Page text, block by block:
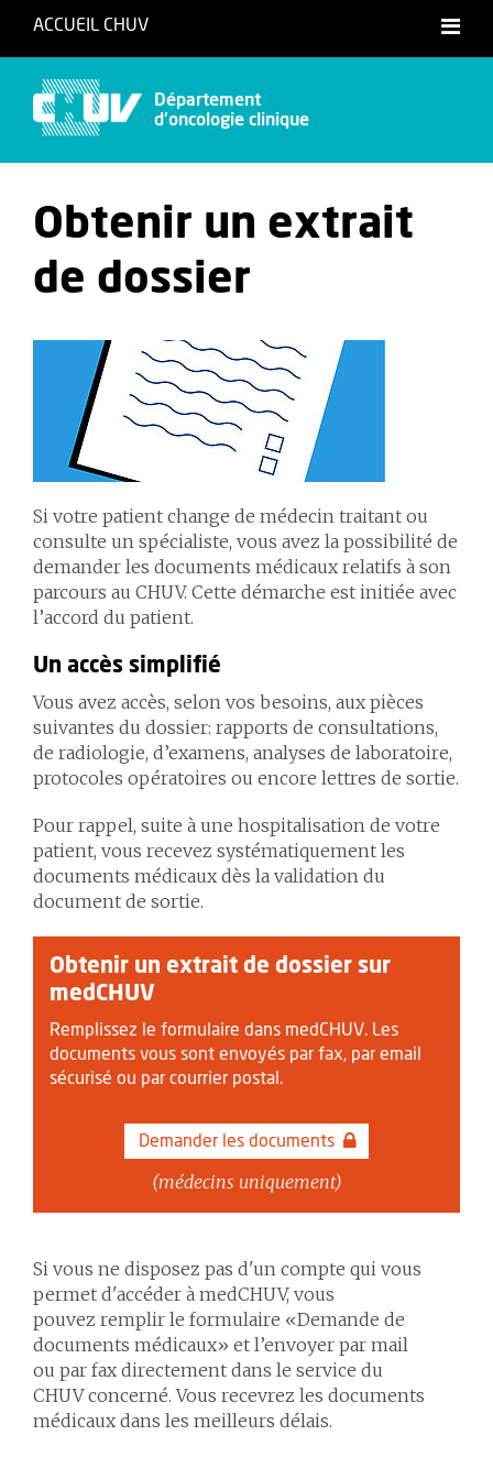
ACCUEIL CHUV
Département
d'oncologie clinique
Obtenir un extrait
de dossier
Si votre patient change de médecin traitant ou
consulte un spécialiste, vous avez la possibilité de
demander les documents médicaux relatifs à son
parcours au CHUV. Cette démarche est initiée avec
l’accord du patient.
Un accès simplifié
Vous avez accès, selon vos besoins, aux pièces
suivantes du dossier: rapports de consultations,
de radiologie, d’examens, analyses de laboratoire,
protocoles opératoires ou encore lettres de sortie.
Pour rappel, suite à une hospitalisation de votre
patient, vous recevez systématiquement les
documents médicaux dès la validation du
document de sortie.
Obtenir un extrait de dossier sur
medCHUV
Remplissez le formulaire dans medCHUV. Les
documents vous sont envoyés par fax, par email
sécurisé ou par courrier postal.
Demander les documents
(médecins uniquement)
Si vous ne disposez pas d'un compte qui vous
permet d'accéder à medCHUV, vous
pouvez remplir le formulaire «Demande de
documents médicaux» et l’envoyer par mail
ou par fax directement dans le service du
CHUV concerné. Vous recevrez les documents
médicaux dans les meilleurs délais.